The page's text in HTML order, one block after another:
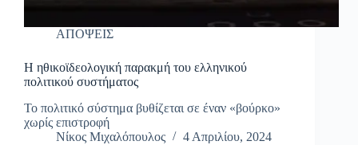
ΑΠΟΨΕΙΣ
Η ηθικοϊδεολογική παρακμή του ελληνικού
πολιτικού συστήματος
Το πολιτικό σύστημα βυθίζεται σε έναν «βούρκο»
χωρίς επιστροφή
Νίκος Μιχαλόπουλος
4 Απριλίου, 2024